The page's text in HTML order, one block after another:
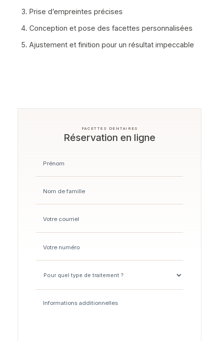
Prise d’empreintes précises
Conception et pose des facettes personnalisées
Ajustement et finition pour un résultat impeccable
FACETTES DENTAIRES
Réservation en ligne